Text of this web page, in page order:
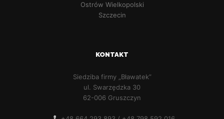
Ostrów Wielkopolski
Szczecin
KONTAKT
Siedziba firmy „Bławatek”
ul. Swarzędzka 30
62-006 Gruszczyn